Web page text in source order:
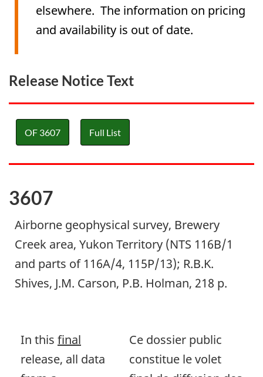
elsewhere. The information on pricing
and availability is out of date.
Release Notice Text
OF 3607 Full List
3607
Airborne geophysical survey, Brewery
Creek area, Yukon Territory (NTS 116B/1
and parts of 116A/4, 115P/13); R.B.K.
Shives, J.M. Carson, P.B. Holman, 218 p.
In this final
release, all data
Ce dossier public
constitue le volet